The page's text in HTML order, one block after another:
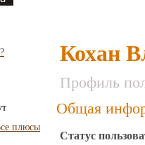
плюсы
Кохан
Профиль
Общая
Статус